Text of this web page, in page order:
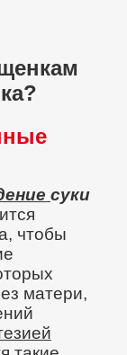
суки
чтобы
матери,